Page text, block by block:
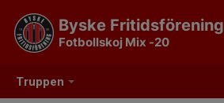
Truppen
Byske Fritidsförening
Fotbollskoj Mix -20